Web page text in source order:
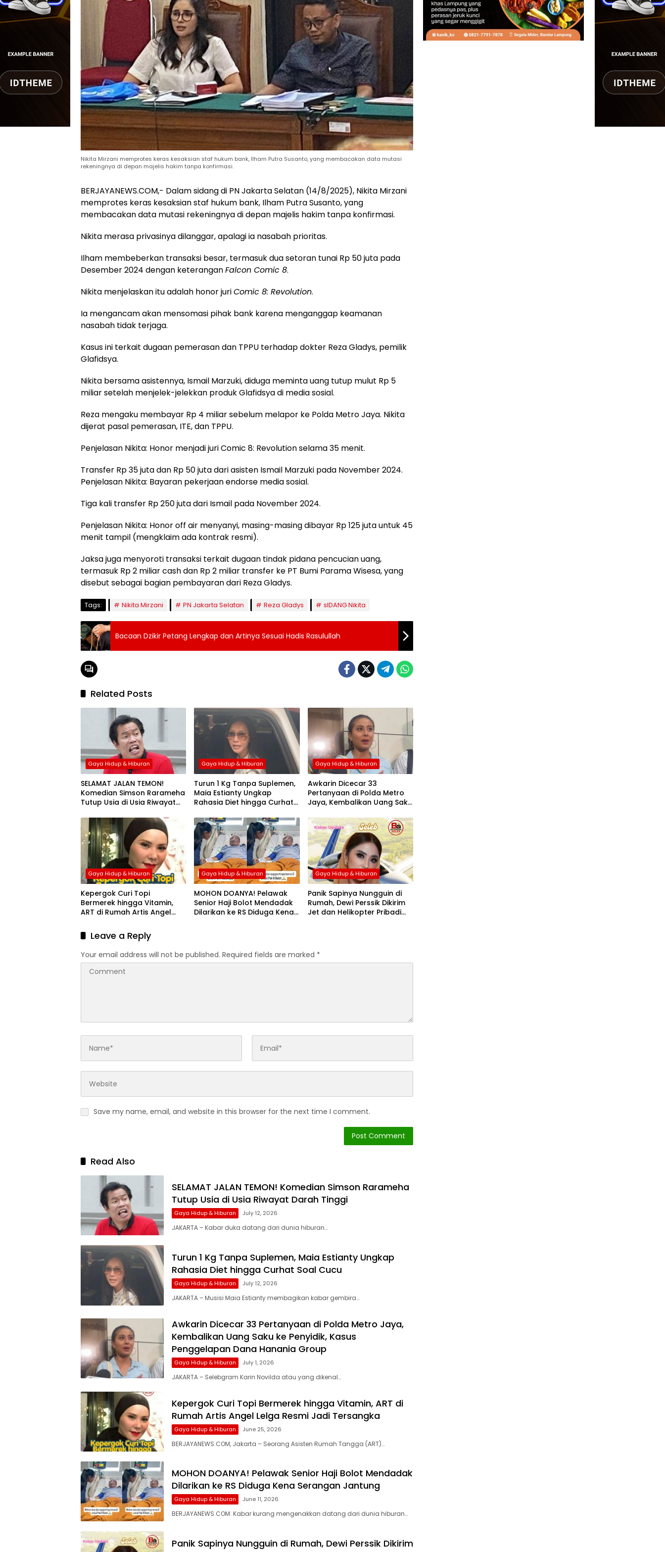
Nikita Mirzani memprotes keras kesaksian staf hukum bank, Ilham Putra Susanto, yang membacakan data mutasi
rekeningnya di depan majelis hakim tanpa konfirmasi.
BERJAYANEWS.COM,- Dalam sidang di PN Jakarta Selatan (14/8/2025), Nikita Mirzani
memprotes keras kesaksian staf hukum bank, Ilham Putra Susanto, yang
membacakan data mutasi rekeningnya di depan majelis hakim tanpa konfirmasi.
Nikita merasa privasinya dilanggar, apalagi ia nasabah prioritas.
Ilham membeberkan transaksi besar, termasuk dua setoran tunai Rp 50 juta pada
Desember 2024 dengan keteranganFalcon Comic 8.
Nikita menjelaskan itu adalah honor juriComic 8: Revolution.
Ia mengancam akan mensomasi pihak bank karena menganggap keamanan
nasabah tidak terjaga.
Kasus ini terkait dugaan pemerasan dan TPPU terhadap dokter Reza Gladys, pemilik
Glafidsya.
Nikita bersama asistennya, Ismail Marzuki, diduga meminta uang tutup mulut Rp 5
miliar setelah menjelek-jelekkan produk Glafidsya di media sosial.
Reza mengaku membayar Rp 4 miliar sebelum melapor ke Polda Metro Jaya. Nikita
dijerat pasal pemerasan, ITE, dan TPPU.
Penjelasan Nikita: Honor menjadi juri Comic 8: Revolution selama 35 menit.
Transfer Rp 35 juta dan Rp 50 juta dari asisten Ismail Marzuki pada November 2024.
Penjelasan Nikita: Bayaran pekerjaan endorse media sosial.
Tiga kali transfer Rp 250 juta dari Ismail pada November 2024.
Penjelasan Nikita: Honor off air menyanyi, masing-masing dibayar Rp 125 juta untuk 45
menit tampil (mengklaim ada kontrak resmi).
Jaksa juga menyoroti transaksi terkait dugaan tindak pidana pencucian uang,
termasuk Rp 2 miliar cash dan Rp 2 miliar transfer ke PT Bumi Parama Wisesa, yang
disebut sebagai bagian pembayaran dari Reza Gladys.
Tags: Nikita Mirzani PN Jakarta Selatan Reza Gladys sIDANG Nikita
Bacaan Dzikir Petang Lengkap dan Artinya Sesuai Hadis Rasulullah
Related Posts
Gaya Hidup & Hiburan
SELAMAT JALAN TEMON!
Komedian Simson Rarameha
Tutup Usia di Usia Riwayat
Gaya Hidup & Hiburan
Turun 1 Kg Tanpa Suplemen,
Maia Estianty Ungkap
Rahasia Diet hingga Curhat
Gaya Hidup & Hiburan
Awkarin Dicecar 33
Pertanyaan di Polda Metro
Jaya, Kembalikan Uang Saku
Penggelapan Dana Hanania
Group
Gaya Hidup & Hiburan
Kepergok Curi Topi
Bermerek hingga Vitamin,
ART di Rumah Artis Angel
Gaya Hidup & Hiburan
MOHON DOANYA! Pelawak
Senior Haji Bolot Mendadak
Dilarikan ke RS Diduga Kena
Gaya Hidup & Hiburan
Panik Sapinya Nungguin di
Rumah, Dewi Perssik Dikirim
Jet dan Helikopter Pribadi
Leave a Reply
Your email address will not be published. Required fields are marked *
Save my name, email, and website in this browser for the next time I comment.
Read Also
SELAMAT JALAN TEMON! Komedian Simson Rarameha
Tutup Usia di Usia Riwayat Darah Tinggi
Gaya Hidup & Hiburan July 12, 2026
JAKARTA – Kabar duka datang dari dunia hiburan…
Turun 1 Kg Tanpa Suplemen, Maia Estianty Ungkap
Rahasia Diet hingga Curhat Soal Cucu
Gaya Hidup & Hiburan July 12, 2026
JAKARTA – Musisi Maia Estianty membagikan kabar gembira…
Awkarin Dicecar 33 Pertanyaan di Polda Metro Jaya,
Kembalikan Uang Saku ke Penyidik, Kasus
Penggelapan Dana Hanania Group
Gaya Hidup & Hiburan July 1, 2026
JAKARTA – Selebgram Karin Novilda atau yang dikenal…
Kepergok Curi Topi Bermerek hingga Vitamin, ART di
Rumah Artis Angel Lelga Resmi Jadi Tersangka
Gaya Hidup & Hiburan June 25, 2026
BERJAYANEWS.COM, Jakarta – Seorang Asisten Rumah Tangga (ART)…
MOHON DOANYA! Pelawak Senior Haji Bolot Mendadak
Dilarikan ke RS Diduga Kena Serangan Jantung
Gaya Hidup & Hiburan June 11, 2026
BERJAYANEWS.COM. Kabar kurang mengenakkan datang dari dunia hiburan…
Panik Sapinya Nungguin di Rumah, Dewi Perssik Dikirim